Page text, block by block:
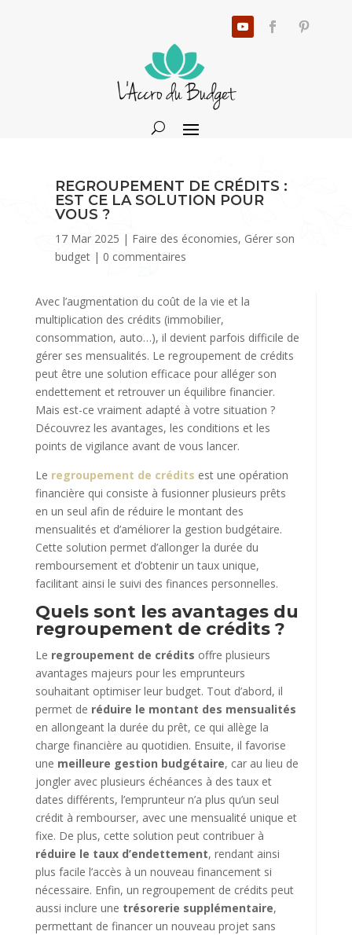
REGROUPEMENT DE CRÉDITS :
EST CE LA SOLUTION POUR
VOUS ?
17 Mar 2025 | Faire des économies, Gérer son
budget| 0 commentaires
Avec l’augmentation du coût de la vie et la
multiplication des crédits (immobilier,
consommation, auto…), il devient parfois difficile de
gérer ses mensualités. Le regroupement de crédits
peut être une solution efficace pour alléger son
endettement et retrouver un équilibre financier.
Mais est-ce vraiment adapté à votre situation ?
Découvrez les avantages, les conditions et les
points de vigilance avant de vous lancer.
Le regroupement de crédits est une opération
financière qui consiste à fusionner plusieurs prêts
en un seul afin de réduire le montant des
mensualités et d’améliorer la gestion budgétaire.
Cette solution permet d’allonger la durée du
remboursement et d’obtenir un taux unique,
facilitant ainsi le suivi des finances personnelles.
Quels sont les avantages du
regroupement de crédits ?
Le regroupement de crédits offre plusieurs
avantages majeurs pour les emprunteurs
souhaitant optimiser leur budget. Tout d’abord, il
permet de réduire le montant des mensualités
en allongeant la durée du prêt, ce qui allège la
charge financière au quotidien. Ensuite, il favorise
une meilleure gestion budgétaire, car au lieu de
jongler avec plusieurs échéances à des taux et
dates différents, l’emprunteur n’a plus qu’un seul
crédit à rembourser, avec une mensualité unique et
fixe. De plus, cette solution peut contribuer à
réduire le taux d’endettement, rendant ainsi
plus facile l’accès à un nouveau financement si
nécessaire. Enfin, un regroupement de crédits peut
aussi inclure une trésorerie supplémentaire,
permettant de financer un nouveau projet sans